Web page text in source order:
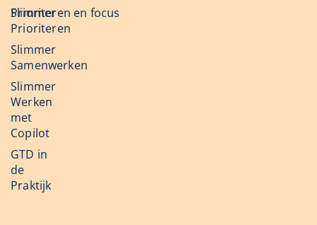
Slimmer
Prioriteren
Slimmer
Samenwerken
Slimmer
Werken
met
Copilot
GTD in
de
Praktijk
Prioriteren en focus